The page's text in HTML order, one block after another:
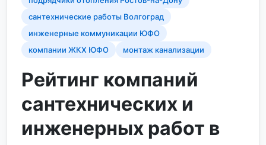
сантехнические работы Волгоград
инженерные коммуникации ЮФО
компании ЖКХ ЮФО
монтаж канализации
Рейтинг компаний
сантехнических и
инженерных работ в